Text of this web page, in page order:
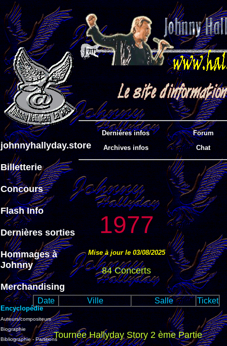
Derniéres infos
Forum
Archives infos
Chat
johnnyhallyday.store
Billetterie
Concours
Flash Info
Dernières sorties
Hommages à
Johnny
Merchandising
Encyclopédie
Auteurs/compositeurs
Biographie
Bibliographie - Partitions
1977
Mise à jour le 03/08/2025
84Concerts
Date Ville Salle Ticket
Tournée Hallyday Story 2 ème Partie